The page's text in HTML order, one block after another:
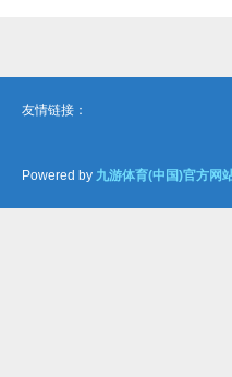
友情链接：
Powered by 九游体育(中国)官方网